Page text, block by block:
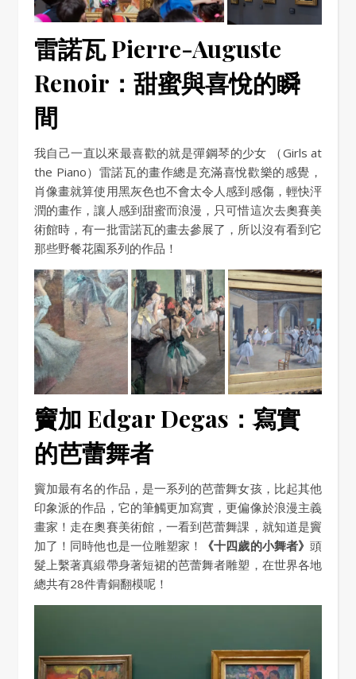
雷諾瓦 Pierre-Auguste
Renoir：甜蜜與喜悅的瞬
間
我自己一直以來最喜歡的就是彈鋼琴的少女 （Girls at
the Piano）雷諾瓦的畫作總是充滿喜悅歡樂的感覺，
肖像畫就算使用黑灰色也不會太令人感到感傷，輕快泙
潤的畫作，讓人感到甜蜜而浪漫，只可惜這次去奧賽美
術館時，有一批雷諾瓦的畫去參展了，所以沒有看到它
那些野餐花園系列的作品！
竇加 Edgar Degas：寫實
的芭蕾舞者
竇加最有名的作品，是一系列的芭蕾舞女孩，比起其他
印象派的作品，它的筆觸更加寫實，更偏像於浪漫主義
畫家！走在奧賽美術館，一看到芭蕾舞課，就知道是竇
加了！同時他也是一位雕塑家！
《十四歲的小舞者》頭
髮上繫著真緞帶身著短裙的芭蕾舞者雕塑，在世界各地
總共有28件青銅翻模呢！